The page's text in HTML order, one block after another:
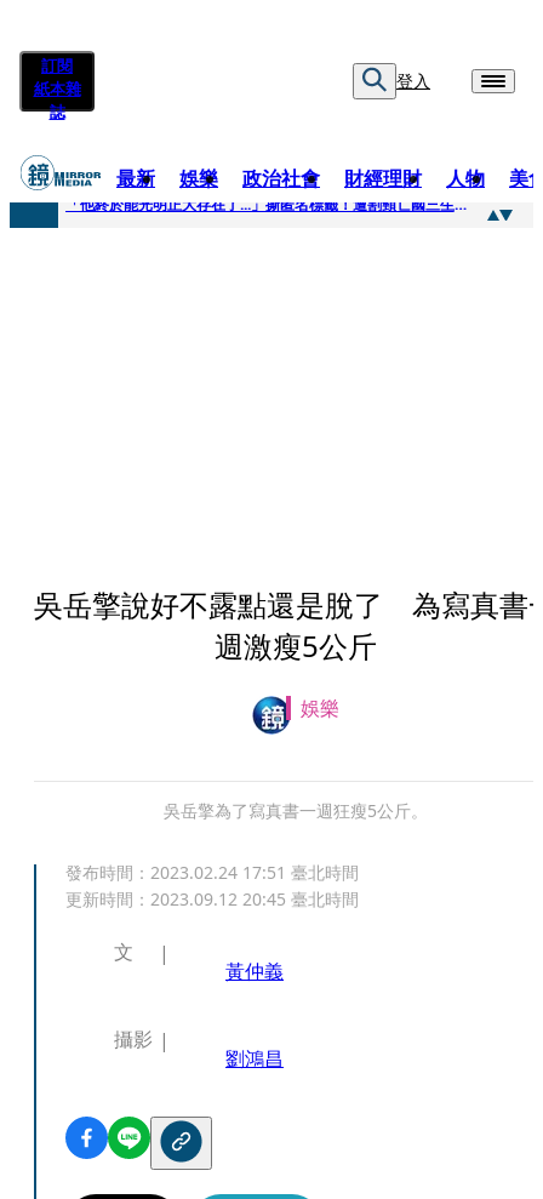
訂閱
紙本雜
誌
登入
最新 娛樂 政治社會 財經理財 人物 美
快訊
「他終於能光明正大存在了...」撕匿名標籤！遭割頸亡國三生「楊承勳」真名解禁 乾妹法庭抗辯引眾怒
吳岳擎說好不露點還是脫了 為寫真書
週激瘦5公斤
娛樂
吳岳擎為了寫真書一週狂瘦5公斤。
發布時間： 2023.02.24 17:51 臺北時間
更新時間： 2023.09.12 20:45 臺北時間
文
黃仲義
攝影
劉鴻昌